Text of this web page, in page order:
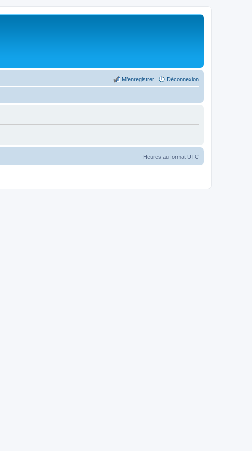
Déconnexion
M’enregistrer
Heures au format UTC